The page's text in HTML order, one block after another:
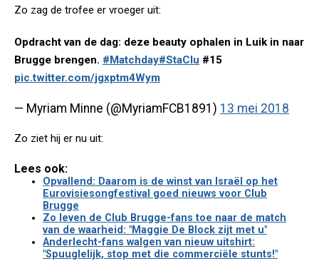
Zo zag de trofee er vroeger uit:
Opdracht van de dag: deze beauty ophalen in Luik in naar
Brugge brengen. #Matchday#StaClu #15
pic.twitter.com/jgxptm4Wym
— Myriam Minne (@MyriamFCB1891) 13 mei 2018
Zo ziet hij er nu uit:
Lees ook:
Opvallend: Daarom is de winst van Israël op het
Eurovisiesongfestival goed nieuws voor Club
Brugge
Zo leven de Club Brugge-fans toe naar de match
van de waarheid: "Maggie De Block zijt met u"
Anderlecht-fans walgen van nieuw uitshirt:
"Spuuglelijk, stop met die commerciële stunts!"